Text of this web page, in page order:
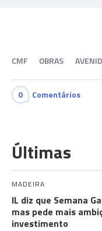
CMF OBRAS
0 Comentários
Últimas
MADEIRA
IL diz que Semana
mas pede mais
investimento